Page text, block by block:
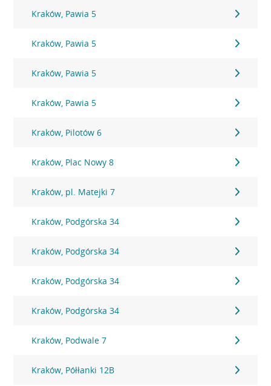
Kraków, Pawia 5
Kraków, Pawia 5
Kraków, Pawia 5
Kraków, Pawia 5
Kraków, Pilotów 6
Kraków, Plac Nowy 8
Kraków, pl. Matejki 7
Kraków, Podgórska 34
Kraków, Podgórska 34
Kraków, Podgórska 34
Kraków, Podgórska 34
Kraków, Podwale 7
Kraków, Półłanki 12B